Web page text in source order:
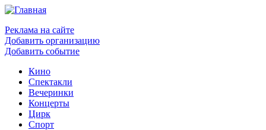
Реклама на сайте
Добавить организацию
Добавить событие
Кино
Спектакли
Вечеринки
Концерты
Цирк
Спорт